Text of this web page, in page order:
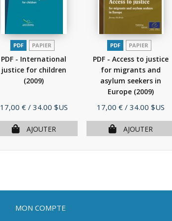
PDF PAPIER
PDF - International
justice for children
(2009)
Prix
17,00 € / 34.00 $US
AJOUTER
PDF PAPIER
PDF - Access to justice
for migrants and
asylum seekers in
Europe (2009)
Prix
17,00 € / 34.00 $US
AJOUTER
MON COMPTE